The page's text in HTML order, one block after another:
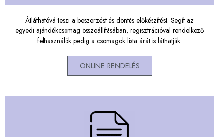
Átláthatóvá teszi a beszerzést és döntés előkészítést. Segít az
egyedi ajándékcsomag összeállításában, regisztrációval rendelkező
felhasználók pedig a csomagok lista árát is láthatják.
ONLINE RENDELÉS